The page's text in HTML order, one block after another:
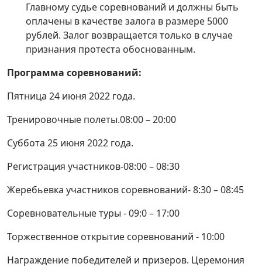
Главному судье соревнований и должны быть
оплачены в качестве залога в размере 5000
рублей. Залог возвращается только в случае
признания протеста обоснованным.
Программа соревнований:
Пятница 24 июня 2022 года.
Тренировочные полеты.08:00 – 20:00
Суббота 25 июня 2022 года.
Регистрация участников-08:00 – 08:30
Жеребьевка участников соревнований- 8:30 – 08:45
Соревновательные туры - 09:0 – 17:00
Торжественное открытие соревнований - 10:00
Награждение победителей и призеров. Церемония